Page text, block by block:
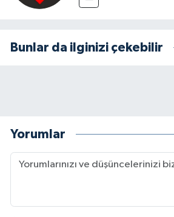
Bunlar da ilginizi çekebilir
Yorumlar